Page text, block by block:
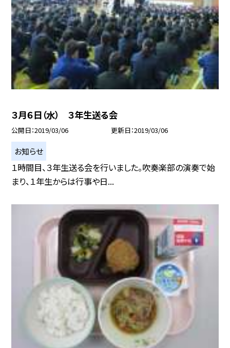
３月６日（水） ３年生送る会
公開日 2019/03/06 更新日 2019/03/06
お知らせ
１時間目、３年生送る会を行いました。吹奏楽部の演奏で始
まり、１年生からは行事や日...